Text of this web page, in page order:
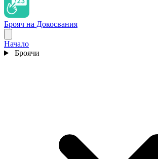
Брояч на Докосвания
Начало
Броячи